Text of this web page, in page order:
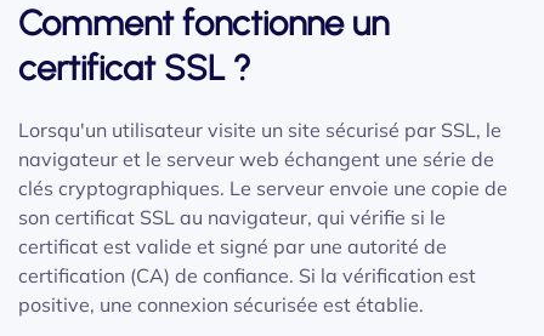
Comment fonctionne un
certificat SSL ?
Lorsqu'un utilisateur visite un site sécurisé par SSL, le
navigateur et le serveur web échangent une série de
clés cryptographiques. Le serveur envoie une copie de
son certificat SSL au navigateur, qui vérifie si le
certificat est valide et signé par une autorité de
certification (CA) de confiance. Si la vérification est
positive, une connexion sécurisée est établie.